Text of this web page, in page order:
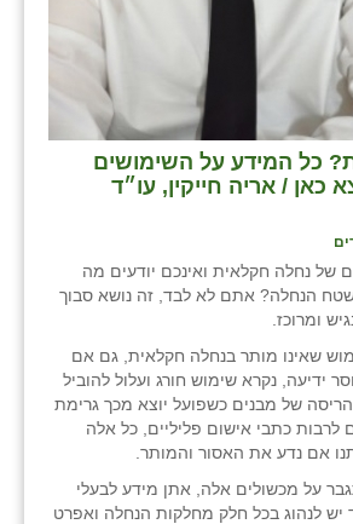
כל המידע על השימושים
כאן / אריה חייקין, עו״ד
של נחלה חקלאית ואינכם יודעים מה
הנחלה? אתם לא לבד, זה נושא סבוך
ומרוכז.
שאינו מותר בנחלה חקלאית, גם אם
ידיעה, נקרא שימוש חורג ועלול להוביל
הריסה של מבנים כשפועל יוצא מכך גרימת
לרבות כתבי אישום פליליים, כל אלה
אם נדע את האסור והמותר.
על מכשולים אלה, אתן מידע לבעלי
יש לנהוג בכל חלק מחלקות הנחלה ואפרט